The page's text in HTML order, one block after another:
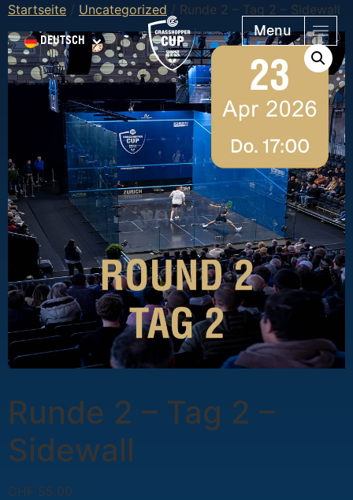
DEUTSCH
Menu
Startseite / Uncategorized / Runde 2 – Tag 2 – Sidewall
Runde 2 – Tag 2 –
Sidewall
CHF 55.00